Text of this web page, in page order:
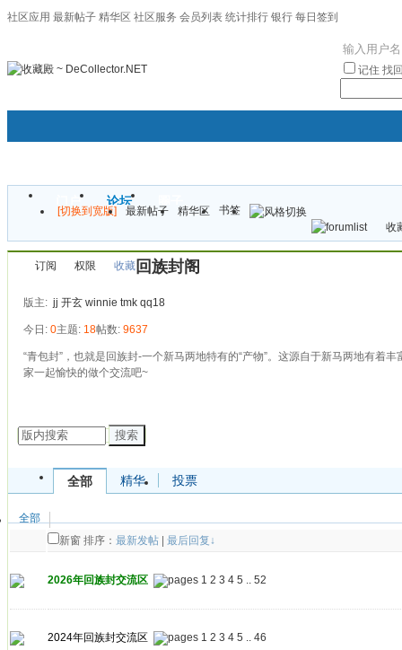
社区应用 最新帖子 精华区 社区服务 会员列表 统计排行 银行 每日签到
记住 找
门户 论坛
[切换到宽版] 最新帖子 精华区
书签
收
订阅 权限 回族封阁
收藏
版主: jj 开玄 winnie tmk qq18
今日: 0主题: 18帖数: 9637
“青包封”，也就是回族封-一个新马两地特有的“产物”。这源自于新马两地有
家一起愉快的做个交流吧~
搜索
全部 精华 投票
全部
新窗 排序： 最新发帖 最后回复↓
2026年回族封交流区 1 2 3 4 5 .. 52
2024年回族封交流区 1 2 3 4 5 .. 46